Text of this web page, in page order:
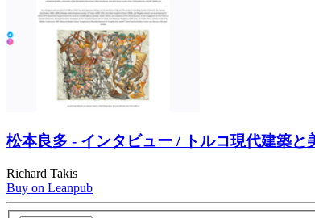
松本良多 - インタビュー / トルコ現代建築と
Richard Takis
Buy on Leanpub